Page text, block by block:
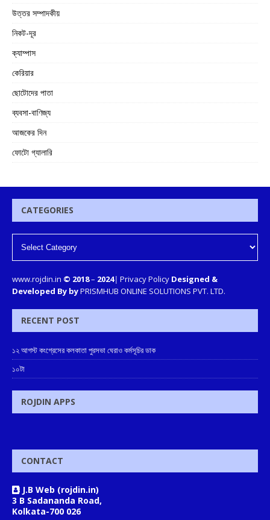
উত্তর সম্পাদকীয়
নিকট-দূর
ক্যাম্পাস
কেরিয়ার
ছোটোদের পাতা
ব্যবসা-বাণিজ্য
আজকের দিন
ফোটো গ্যালারি
CATEGORIES
www.rojdin.in © 2018– 2024| Privacy Policy Designed &
Developed By byPRISMHUB ONLINE SOLUTIONS PVT. LTD.
RECENT POST
১২ আগস্ট কংগ্রেসের কলকাতা পুরসভা ঘেরাও কর্মসূচির ডাক
১০টা
ROJDIN APPS
CONTACT
J.B Web (rojdin.in)
3 B Sadananda Road,
Kolkata-700 026